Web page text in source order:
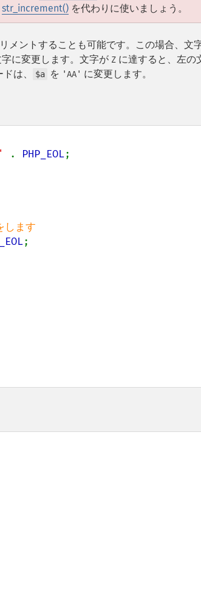
str_increment() を代わりに使いましょう。
メントすることも可能です。この場合、文
に変更します。文字が Z に達すると、左の
は、 $a を 'AA' に変更します。
. PHP_EOL